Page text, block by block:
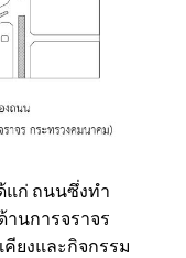
แก่ ถนนซึ่งทํา
นการจราจร
ยงและกิจกรรม